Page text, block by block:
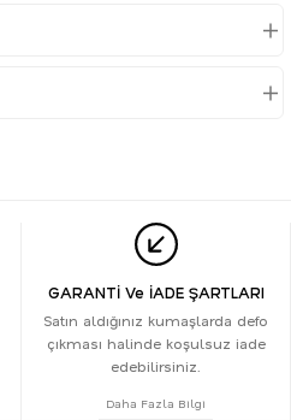
GARANTİ Ve İADE ŞARTLARI
Satın aldığınız kumaşlarda defo
çıkması halinde koşulsuz iade
edebilirsiniz.
Daha Fazla Bilgi